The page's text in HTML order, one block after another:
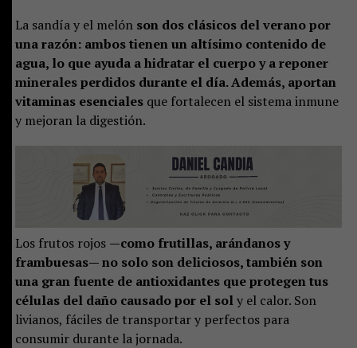
La sandía y el melón son dos clásicos del verano por
una razón: ambos tienen un altísimo contenido de
agua, lo que ayuda a hidratar el cuerpo y a reponer
minerales perdidos durante el día. Además, aportan
vitaminas esencialesque fortalecen el sistema inmune
y mejoran la digestión.
Los frutos rojos —como frutillas, arándanos y
frambuesas— no solo son deliciosos, también son
una gran fuente de antioxidantes que protegen tus
células del daño causado por el soly el calor. Son
livianos, fáciles de transportar y perfectos para
consumir durante la jornada.